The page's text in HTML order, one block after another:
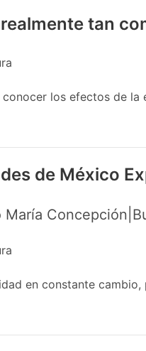
tan
los efectos de la
de México
en constante cambio,